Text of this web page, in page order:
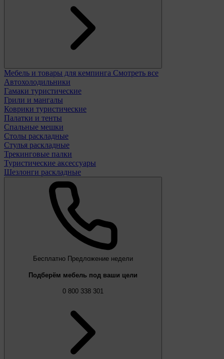
Мебель и товары для кемпинга Смотреть все
Автохолодильники
Гамаки туристические
Грили и мангалы
Коврики туристические
Палатки и тенты
Спальные мешки
Столы раскладные
Стулья раскладные
Трекинговые палки
Туристические аксессуары
Шезлонги раскладные
Бесплатно Предложение недели
Подберём мебель под ваши цели
0 800 338 301